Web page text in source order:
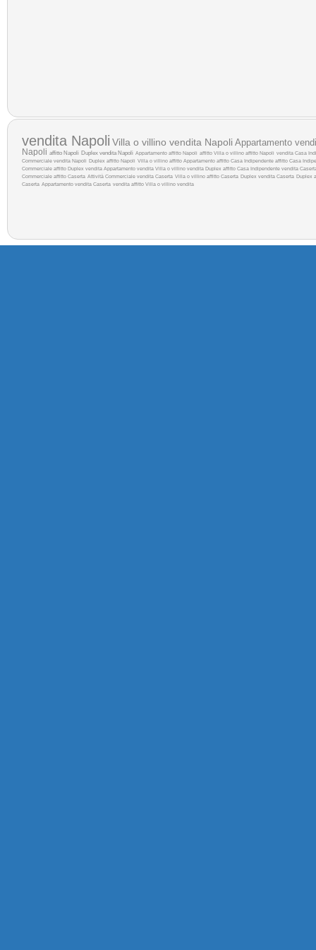
vendita Napoli Villa o villino vendita Napoli Appartamento
Napoli affitto Napoli Duplex vendita Napoli Appartamento affitto Napoli affitto Villa o villino affitto Napoli vendita Casa
Commerciale vendita Napoli
Duplex affitto Napoli Villa o villino affitto Appartamento affitto Casa Indipendente affitto Casa
Commerciale affitto Duplex vendita Appartamento vendita Villa o villino vendita Duplex affitto Casa Indipendente vendita
Commerciale affitto Caserta Attività Commerciale vendita Caserta Villa o villino affitto Caserta Duplex vendita Caserta Duplex
Caserta Appartamento vendita Caserta vendita affitto Villa o villino vendita